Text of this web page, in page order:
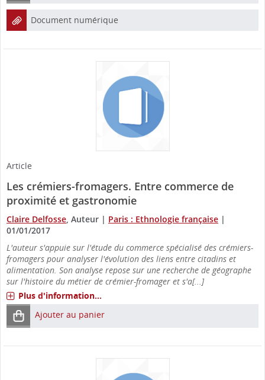
Document numérique
Article
Les crémiers-fromagers. Entre commerce de
proximité et gastronomie
Claire Delfosse , Auteur | Paris : Ethnologie française |
01/01/2017
L'auteur s'appuie sur l'étude du commerce spécialisé des crémiers-
fromagers pour analyser l'évolution des liens entre citadins et
alimentation. Son analyse repose sur une recherche de géographe
sur l'histoire du métier de crémier-fromager et s'a[...]
Plus d'information...
Ajouter au panier